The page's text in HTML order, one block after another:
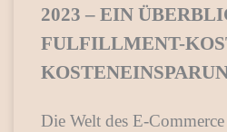
2023 – EIN
FULFILLMENT-
Die Welt des E-